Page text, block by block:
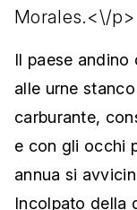
Morales.<\/p>
Il paese andino
alle urne
carburante,
e con gli occhi
annua si
Incolpato della